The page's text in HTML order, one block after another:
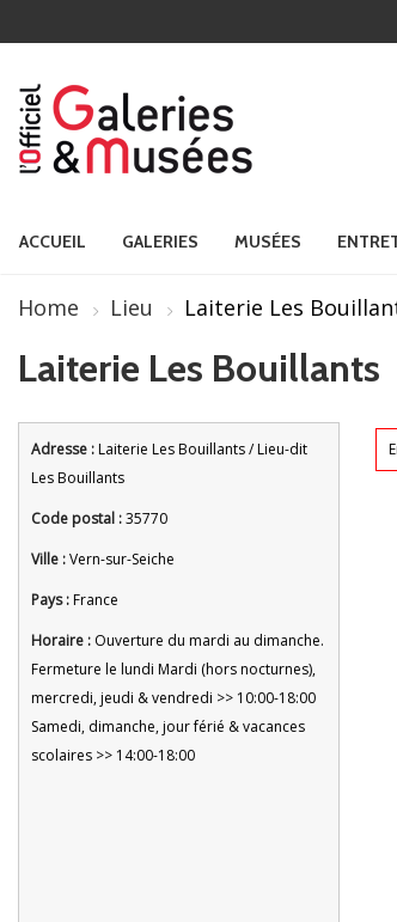
ACCUEIL GALERIES MUSÉES
Home Lieu Laiterie Les
Laiterie Les Bouillants
Adresse :Laiterie Les Bouillants / Lieu-dit
Les Bouillants
Code postal :35770
Ville :Vern-sur-Seiche
Pays :France
Horaire : Ouverture du mardi au dimanche.
Fermeture le lundi Mardi (hors nocturnes),
mercredi, jeudi & vendredi >> 10:00-18:00
Samedi, dimanche, jour férié & vacances
scolaires >> 14:00-18:00